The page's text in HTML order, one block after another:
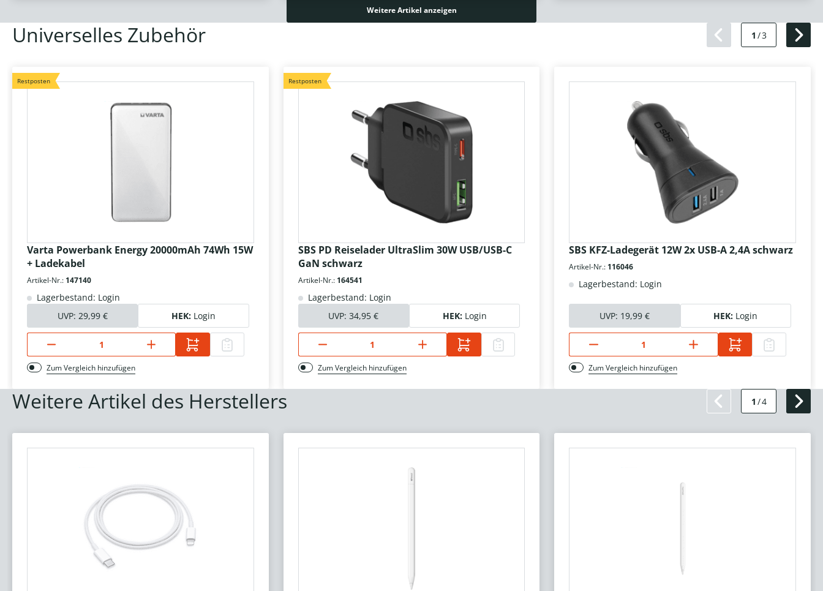
Weitere Artikel anzeigen
Universelles Zubehör 1 /3
Restposten
Varta Powerbank Energy 20000mAh 74Wh 15W
+ Ladekabel
Artikel-Nr.: 147140
Lagerbestand: Login
UVP: 29,99 € HEK: Login
Zum Vergleich hinzufügen
Restposten
SBS PD Reiselader UltraSlim 30W USB/USB-C
GaN schwarz
Artikel-Nr.: 164541
Lagerbestand: Login
UVP:34,95 € HEK: Login
Zum Vergleich hinzufügen
SBS KFZ-Ladegerät 12W 2x USB-A 2,4A schwarz
Artikel-Nr.: 116046
Lagerbestand: Login
UVP: 19,99 € HEK: Login
Zum Vergleich hinzufügen
Weitere Artikel des Herstellers 1 /4